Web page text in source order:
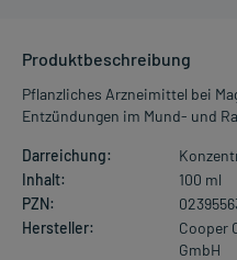
Produktbeschreibung
Pflanzliches Arzneimittel bei
Entzündungen im Mund- und
Darreichung:
Inhalt:
100 ml
PZN:
Hersteller:
Cooper
GmbH